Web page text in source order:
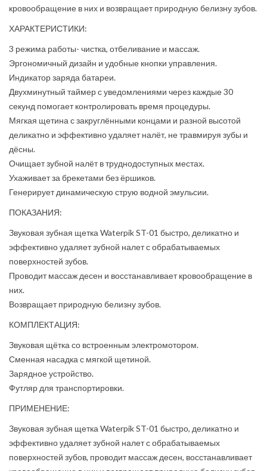
кровообращение в них и возвращает природную белизну зубов.
ХАРАКТЕРИСТИКИ:
3 режима работы- чистка, отбеливание и массаж.
Эргономичный дизайн и удобные кнопки управления.
Индикатор заряда батареи.
Двухминутный таймер с уведомлениями через каждые 30
секунд помогает контролировать время процедуры.
Мягкая щетина с закруглёнными концами и разной высотой
деликатно и эффективно удаляет налёт, не травмируя зубы и
дёсны.
Очищает зубной налёт в труднодоступных местах.
Ухаживает за брекетами без ёршиков.
Генерирует динамическую струю водной эмульсии.
ПОКАЗАНИЯ:
Звуковая зубная щетка Waterpik ST-01 быстро, деликатно и
эффективно удаляет зубной налет с обрабатываемых
поверхностей зубов.
Проводит массаж десен и восстанавливает кровообращение в
них.
Возвращает природную белизну зубов.
КОМПЛЕКТАЦИЯ:
Звуковая щётка со встроенным электромотором.
Сменная насадка с мягкой щетиной.
Зарядное устройство.
Футляр для транспортировки.
ПРИМЕНЕНИЕ:
Звуковая зубная щетка Waterpik ST-01 быстро, деликатно и
эффективно удаляет зубной налет с обрабатываемых
поверхностей зубов, проводит массаж десен, восстанавливает